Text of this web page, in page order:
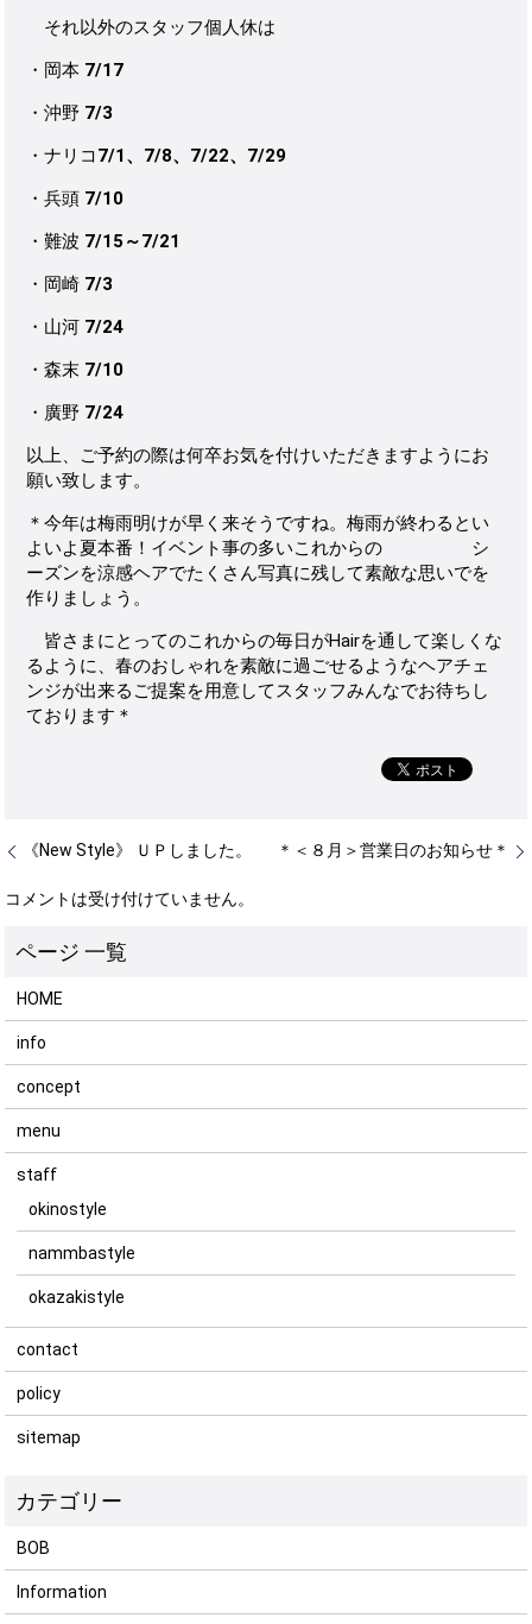
それ以外のスタッフ個人休は
・岡本 7/17
・沖野 7/3
・ナリコ 7/1、7/8、7/22、7/29
・兵頭 7/10
・難波 7/15～7/21
・岡崎 7/3
・山河 7/24
・森末 7/10
・廣野 7/24
以上、ご予約の際は何卒お気を付けいただきますようにお
願い致します。
＊今年は梅雨明けが早く来そうですね。梅雨が終わるとい
よいよ夏本番！イベント事の多いこれからの シ
ーズンを涼感ヘアでたくさん写真に残して素敵な思いでを
作りましょう。
皆さまにとってのこれからの毎日がHairを通して楽しくな
るように、春のおしゃれを素敵に過ごせるようなヘアチェ
ンジが出来るご提案を用意してスタッフみんなでお待ちし
ております＊
《New Style》 ＵＰしました。 ＊＜８月＞営業日のお知らせ＊
コメントは受け付けていません。
HOME
info
concept
menu
staff
okinostyle
nammbastyle
okazakistyle
contact
policy
sitemap
BOB
Information